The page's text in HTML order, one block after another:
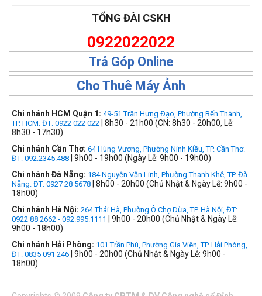
TỔNG ĐÀI CSKH
0922022022
Trả Góp Online
Cho Thuê Máy Ảnh
Chi nhánh HCM Quận 1: 49-51 Trần Hưng Đạo, Phường Bến Thành,
TP. HCM. ĐT: 0922 022 022 | 8h30 - 21h00 (CN: 8h30 - 20h00, Lễ:
8h30 - 17h30)
Chi nhánh Cần Thơ: 64 Hùng Vương, Phường Ninh Kiều, TP. Cần Thơ.
ĐT: 092.2345.488 | 9h00 - 19h00 (Ngày Lễ: 9h00 - 19h00)
Chi nhánh Đà Nẵng: 184 Nguyễn Văn Linh, Phường Thanh Khê, TP. Đà
Nẵng. ĐT: 0927 28 5678 | 8h00 - 20h00 (Chủ Nhật & Ngày Lễ: 9h00 -
18h00)
Chi nhánh Hà Nội: 264 Thái Hà, Phường Ô Chợ Dừa, TP. Hà Nội, ĐT:
0922 88 2662 - 092.995.1111
| 9h00 - 20h00 (Chủ Nhật & Ngày Lễ:
9h00 - 18h00)
Chi nhánh Hải Phòng: 101 Trần Phú, Phường Gia Viên, TP. Hải Phòng,
ĐT: 0835 091 246 | 9h00 - 20h00 (Chủ Nhật & Ngày Lễ: 9h00 -
18h00)